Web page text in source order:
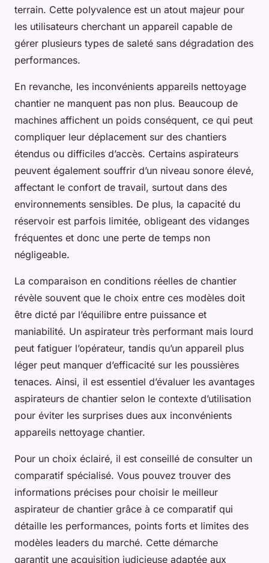
terrain. Cette polyvalence est un atout majeur pour
les utilisateurs cherchant un appareil capable de
gérer plusieurs types de saleté sans dégradation des
performances.
En revanche, les inconvénients appareils nettoyage
chantier ne manquent pas non plus. Beaucoup de
machines affichent un poids conséquent, ce qui peut
compliquer leur déplacement sur des chantiers
étendus ou difficiles d’accès. Certains aspirateurs
peuvent également souffrir d’un niveau sonore élevé,
affectant le confort de travail, surtout dans des
environnements sensibles. De plus, la capacité du
réservoir est parfois limitée, obligeant des vidanges
fréquentes et donc une perte de temps non
négligeable.
La comparaison en conditions réelles de chantier
révèle souvent que le choix entre ces modèles doit
être dicté par l’équilibre entre puissance et
maniabilité. Un aspirateur très performant mais lourd
peut fatiguer l’opérateur, tandis qu’un appareil plus
léger peut manquer d’efficacité sur les poussières
tenaces. Ainsi, il est essentiel d’évaluer les avantages
aspirateurs de chantier selon le contexte d’utilisation
pour éviter les surprises dues aux inconvénients
appareils nettoyage chantier.
Pour un choix éclairé, il est conseillé de consulter un
comparatif spécialisé. Vous pouvez trouver des
informations précises pour choisir le meilleur
aspirateur de chantier grâce à ce comparatif qui
détaille les performances, points forts et limites des
modèles leaders du marché. Cette démarche
garantit une acquisition judicieuse adaptée aux